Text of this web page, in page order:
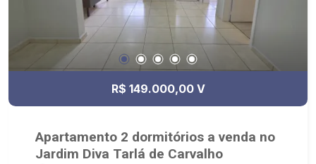
R$ 149.000,00 V
Apartamento 2 dormitórios a venda no
Jardim Diva Tarlá de Carvalho